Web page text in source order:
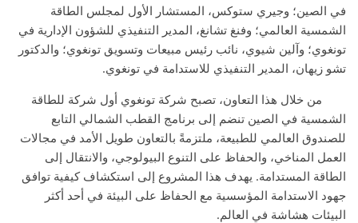
في الصين؛ وجيري ستوكس، المستشار الأول لمجلس الطاقة
الشمسية العالمي؛ وفنغ تشانغ، المدير التنفيذي للشؤون الإدارية في
تونغوي؛ وآلين شيوي، نائب رئيس مبيعات وتسويق تونغوي؛ والدكتور
تشو زيهان، المدير التنفيذي للاستدامة في تونغوي.
من خلال هذا التعاون، تصبح شركة تونغوي أول شركة للطاقة
الشمسية في الصين تنضم إلى برنامج القطب الشمالي التابع
للصندوق العالمي للطبيعة، ملتزمةً بالتعاون طويل الأمد في مجالات
العمل المناخي، والحفاظ على التنوع البيولوجي، والانتقال إلى
الطاقة المستدامة. يهدف هذا المشروع إلى استكشاف كيفية توافق
جهود الاستدامة المؤسسية مع الحفاظ على البيئة في أحد أكثر
البيئات هشاشة في العالم.